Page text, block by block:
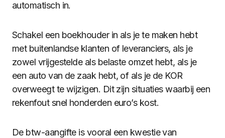
automatisch in.
Schakel een boekhouder in als je te maken hebt
met buitenlandse klanten of leveranciers, als je
zowel vrijgestelde als belaste omzet hebt, als je
een auto van de zaak hebt, of als je de KOR
overweegt te wijzigen. Dit zijn situaties waarbij een
rekenfout snel honderden euro’s kost.
De btw-aangifte is vooral een kwestie van